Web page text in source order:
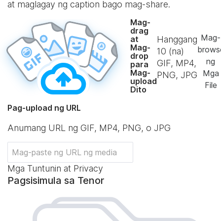
at maglagay ng caption bago mag-share.
Mag-
drag
at
Mag-
drop
para
Mag-
upload
Dito
Hanggang
10 (na)
GIF, MP4,
PNG, JPG
Mag-
ng
Mga
File
Pag-upload ng URL
Anumang URL ng GIF, MP4, PNG, o JPG
Mga Tuntunin at Privacy
Pagsisimula sa Tenor